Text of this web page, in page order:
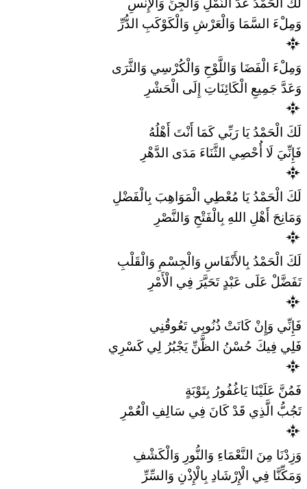
لَكَ الْحَمْدُ عَدَّ النَّمْلِ وَالْجِنِّ وَالْإِنْسِ
وَمِلْءَ السَّمَا وَالْعَرْشِ وَالْكَوْكَبِ الدُّرِّ
وَمِلْءَ الْفَضَا وَاللَّوْحِ وَالْكُرْسِي وَالثَّرَى
وَعَدَّ جَمِيعِ الْكَائِنَاتِ إِلَى الْحَشْرِ
لَكَ الْحَمْدُ يَا رَبِّي كَمَا أَنْتَ أَهْلُهُ
فَإِنِّيَ لَا أُحْصِي الثَّنَاءَ مَدَى الدَّهْرِ
لَكَ الْحَمْدُ يَا مُعْطِي الْمَوَاهِبَ بِالْفَضْلِ
وَمَانِحَ أَهْلِ اللهِ بِالْفَتْحِ وَالنَّصْرِ
لَكَ الْحَمْدُ بِالأَنْفَاسِ وَالْجِسْمِ وَالْقَلْبِ
تَفَضَّلْ عَلَى عَبْدٍ تَحَيَّرَ فِي الْأَمْرِ
فَإِنِّي وَإِنْ كَانَتْ ذُنُوبِي تَعُوقُنِي
فَلِي فِيكَ حُسْنُ الظَّنِّ يَجْبُرُ لِي كَسْرِي
فَمُنَّ عَلَيْنَا يَاغُفُورُ بِتَوْبَةٍ
تَجُبُّ الَّذِي قَدْ كَانَ فِي سَالِفِ الْعُمْرِ
وَزِدْنَا مِنَ النَّعْمَاءِ وَالنُّورِ وَالْكَشْفِ
وَمَكِّنَّا فِي الْإِرْشَادِ بِالْإِذْنِ وَالسِّرِّ